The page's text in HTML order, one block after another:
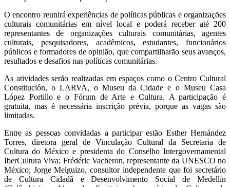
O encontro reunirá experiências de políticas públicas e organizações
culturais comunitárias em nível local e poderá receber até 200
representantes de organizações culturais comunitárias, agentes
culturais, pesquisadores, acadêmicos, estudantes, funcionários
públicos e formadores de opinião, que compartilharão seus avanços,
resultados e desafios nas políticas comunitárias.
As atividades serão realizadas em espaços como o Centro Cultural
Constitución, o LARVA, o Museu da Cidade e o Museu Casa
López Portillo e o Fórum de Arte e Cultura. A participação é
gratuita, mas é necessária inscrição prévia, porque as vagas são
limitadas.
Entre as pessoas convidadas a participar estão Esther Hernández
Torres, diretora geral de Vinculação Cultural da Secretaria de
Cultura do México e presidenta do Conselho Intergovernamental
IberCultura Viva; Frédéric Vacheron, representante da UNESCO no
México; Jorge Melguizo, consultor independente que foi secretário
de Cultura Cidadã e Desenvolvimento Social de Medellín